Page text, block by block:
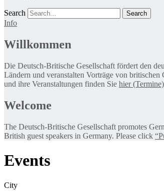
Search
Info
Willkommen
Die Deutsch-Britische Gesellschaft fördert den
Ländern und veranstalten Vorträge von britischen
und ihre Veranstaltungen finden Sie hier
Welcome
The Deutsch-Britische Gesellschaft promotes
British guest speakers in Germany. Please click
Events
City